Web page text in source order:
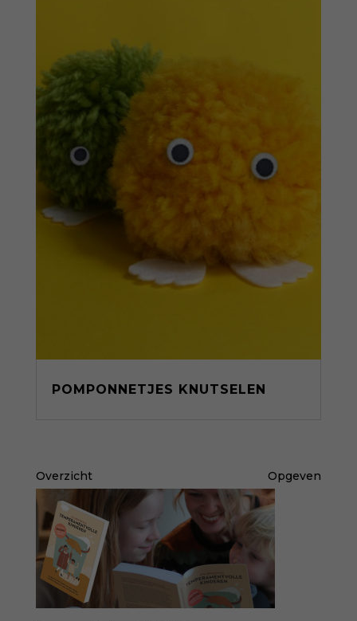
POMPONNETJES KNUTSELEN
Overzicht Opgeven